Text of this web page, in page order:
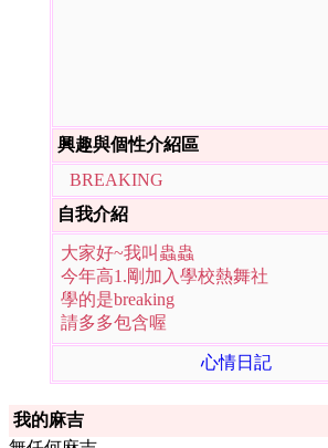
興趣與個性介紹區
BREAKING
自我介紹
大家好~我叫蟲蟲
今年高1.剛加入學校熱舞社
學的是breaking
請多多包含喔
心情日記
我的麻吉